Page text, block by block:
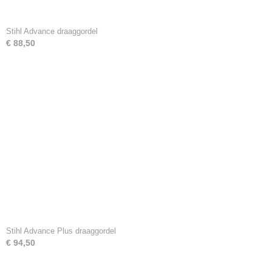
Stihl Advance draaggordel
€ 88,50
Stihl Advance Plus draaggordel
€ 94,50